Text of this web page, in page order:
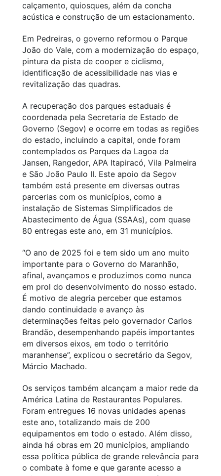
calçamento, quiosques, além da concha
acústica e construção de um estacionamento.
Em Pedreiras, o governo reformou o Parque
João do Vale, com a modernização do espaço,
pintura da pista de cooper e ciclismo,
identificação de acessibilidade nas vias e
revitalização das quadras.
A recuperação dos parques estaduais é
coordenada pela Secretaria de Estado de
Governo (Segov) e ocorre em todas as regiões
do estado, incluindo a capital, onde foram
contemplados os Parques da Lagoa da
Jansen, Rangedor, APA Itapiracó, Vila Palmeira
e São João Paulo II. Este apoio da Segov
também está presente em diversas outras
parcerias com os municípios, como a
instalação de Sistemas Simplificados de
Abastecimento de Água (SSAAs), com quase
80 entregas este ano, em 31 municípios.
“O ano de 2025 foi e tem sido um ano muito
importante para o Governo do Maranhão,
afinal, avançamos e produzimos como nunca
em prol do desenvolvimento do nosso estado.
É motivo de alegria perceber que estamos
dando continuidade e avanço às
determinações feitas pelo governador Carlos
Brandão, desempenhando papéis importantes
em diversos eixos, em todo o território
maranhense”, explicou o secretário da Segov,
Márcio Machado.
Os serviços também alcançam a maior rede da
América Latina de Restaurantes Populares.
Foram entregues 16 novas unidades apenas
este ano, totalizando mais de 200
equipamentos em todo o estado. Além disso,
ainda há obras em 20 municípios, ampliando
essa política pública de grande relevância para
o combate à fome e que garante acesso a